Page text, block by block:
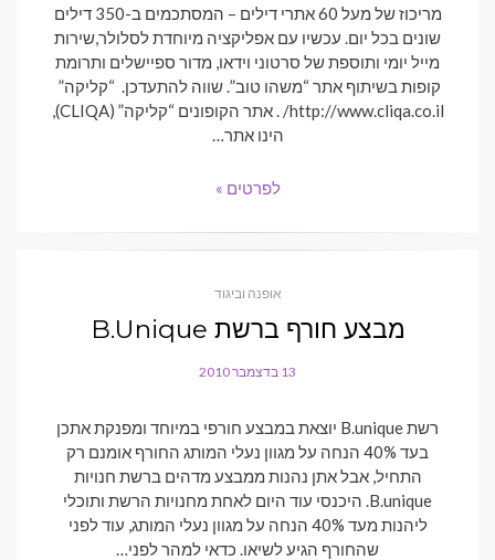
מריכוז של מעל 60 אתרי דילים – המסתכמים ב-350 דילים
שונים בכל יום. עכשיו עם אפליקציה מיוחדת לסלולר,שירות
מייל יומי ותוספת של סרטוני וידאו, מדור ספיישלים ותרומת
קופות בשיתוף אתר “משהו טוב”. שווה להתעדכן. “קליקה”
http://www.cliqa.co.il/ . אתר הקופונים “קליקה” (CLIQA),
הינו אתר…
לפרטים »
אופנה וביגוד
מבצע חורף ברשת B.Unique
POSTED
13 בדצמבר 2010
רשת B.unique יוצאת במבצע חורפי במיוחד ומפנקת אתכן
בעד 40% הנחה על מגוון נעלי המותג החורף אומנם רק
התחיל, אבל אתן נהנות ממבצע מדהים ברשת חנויות
B.unique. היכנסי עוד היום לאחת מחנויות הרשת ותוכלי
ליהנות מעד 40% הנחה על מגוון נעלי המותג, עוד לפני
שהחורף הגיע לשיאו. כדאי למהר לפני…